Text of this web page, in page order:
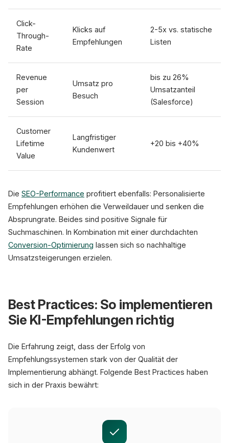
Click-
Through-
Rate
Klicks auf
Empfehlungen
2-5x vs. statische
Listen
Revenue
per
Session
Umsatz pro
Besuch
bis zu 26%
Umsatzanteil
(Salesforce)
Customer
Lifetime
Value
Langfristiger
Kundenwert
+20 bis +40%
Die SEO-Performance profitiert ebenfalls: Personalisierte
Empfehlungen erhöhen die Verweildauer und senken die
Absprungrate. Beides sind positive Signale für
Suchmaschinen. In Kombination mit einer durchdachten
Conversion-Optimierung lassen sich so nachhaltige
Umsatzsteigerungen erzielen.
Best Practices: So implementieren
Sie KI-Empfehlungen richtig
Die Erfahrung zeigt, dass der Erfolg von
Empfehlungssystemen stark von der Qualität der
Implementierung abhängt. Folgende Best Practices haben
sich in der Praxis bewährt: